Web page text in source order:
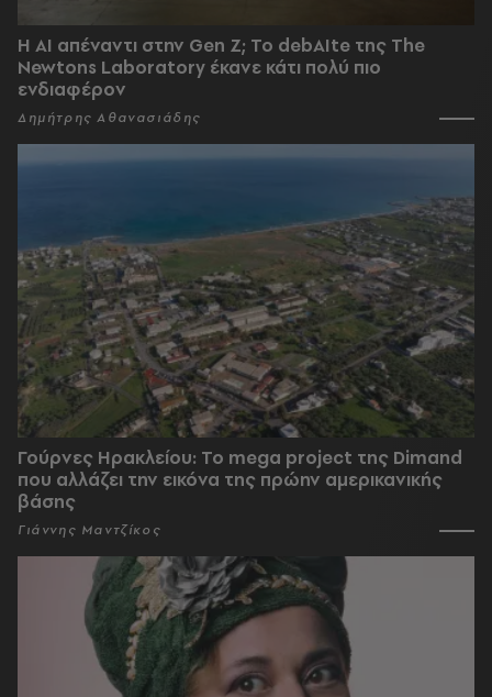
Η AI απέναντι στην Gen Z; Το debAIte της The
Newtons Laboratory έκανε κάτι πολύ πιο
ενδιαφέρον
Δημήτρης Αθανασιάδης
Γούρνες Ηρακλείου: To mega project της Dimand
που αλλάζει την εικόνα της πρώην αμερικανικής
βάσης
Γιάννης Μαντζίκος